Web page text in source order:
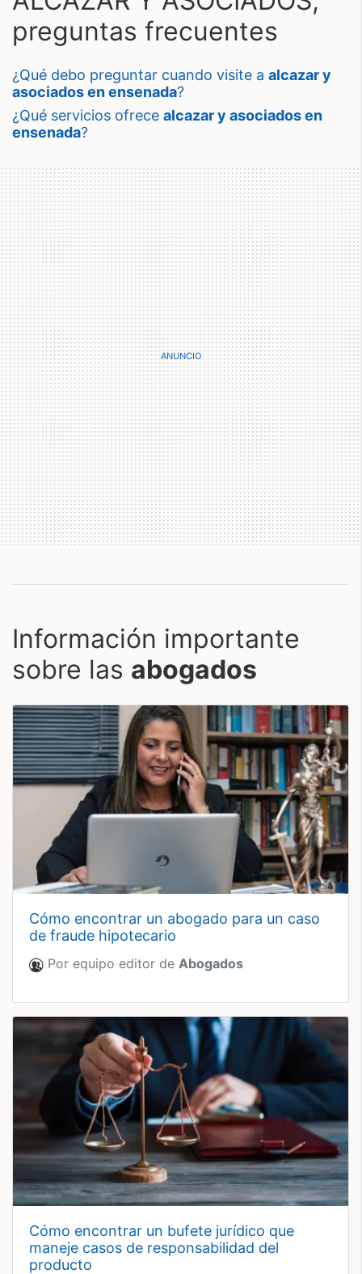
preguntas frecuentes
¿qué debo preguntar cuando visite a alcazar y
asociados en ensenada?
¿qué servicios ofrece alcazar y asociados en
ensenada?
Información importante
sobre las abogados
cómo encontrar un abogado para un caso
de fraude hipotecario
Por equipo editor de Abogados
cómo encontrar un bufete jurídico que
maneje casos de responsabilidad del
producto